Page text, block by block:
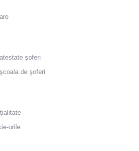
şoferi
de şoferi
urile